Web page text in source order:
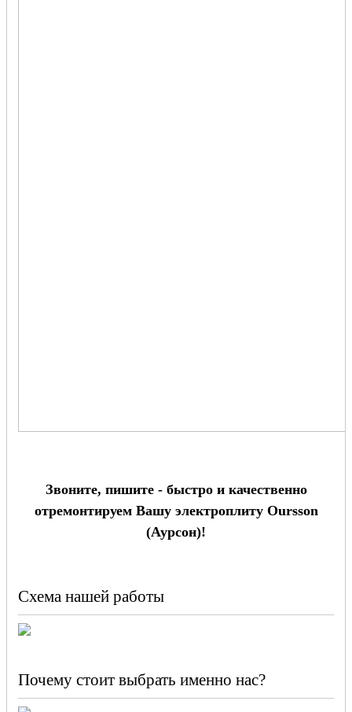
Звоните, пишите - быстро и качественно
отремонтируем Вашу электроплиту Oursson
(Аурсон)!
Схема нашей работы
Почему стоит выбрать именно нас?